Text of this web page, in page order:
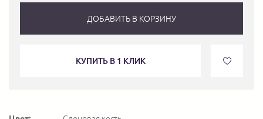
ДОБАВИТЬ В КОРЗИНУ
КУПИТЬ В 1 КЛИК